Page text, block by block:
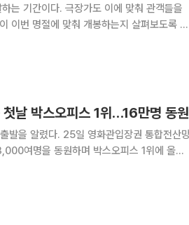
는 기간이다. 극장가도 이에 맞춰 관객들을
이번 명절에 맞춰 개봉하는지 살펴보도록 한
날 박스오피스 1위…16만명 동원
입장권 통합전산망
여명을 동원하며 박스오피스 1위에 올랐